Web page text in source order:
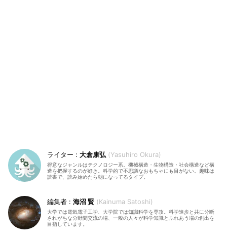
大倉康弘 Yasuhiro Okura
得意なジャンルはテクノロジー系。機械構造・生物構造・社会構造など構
造を把握するのが好き。科学的で不思議なおもちゃにも目がない。趣味は
読書で、読み始めたら朝になってるタイプ。
海沼 賢 Kainuma Satoshi
大学では電気電子工学、大学院では知識科学を専攻。科学進歩と共に分断
されがちな分野間交流の場、一般の人々が科学知識とふれあう場の創出を
目指しています。